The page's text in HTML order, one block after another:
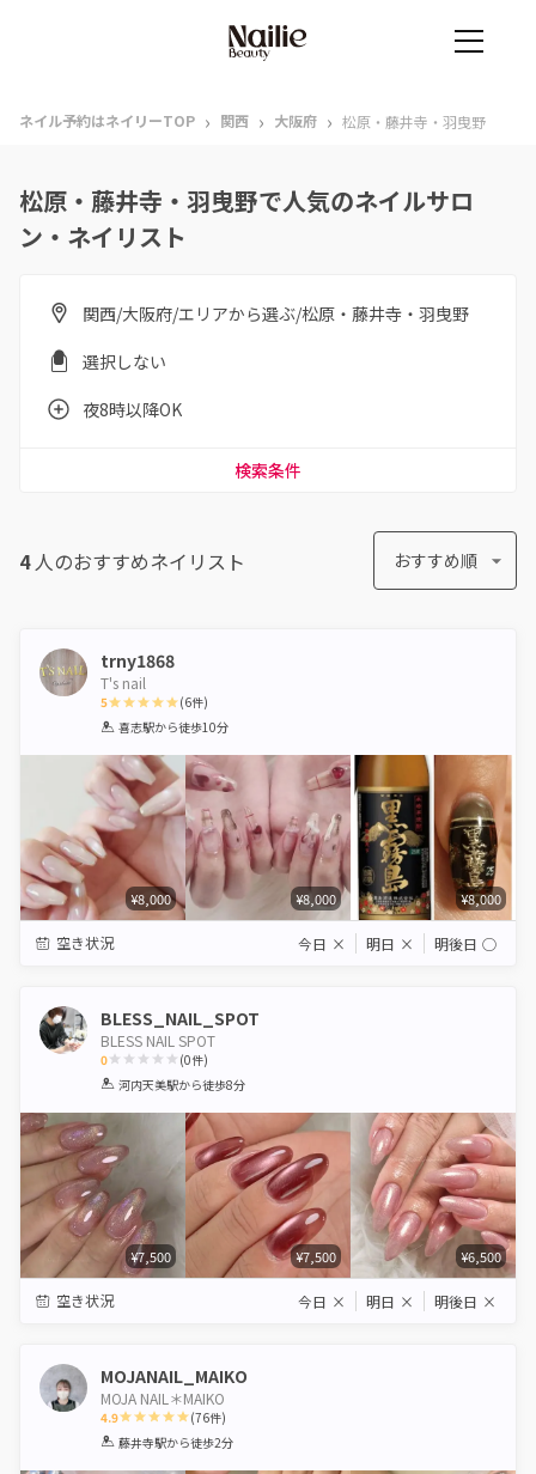
ネイル予約はネイリーTOP › 関西 › 大阪府 › 松原・藤井寺・羽曳野
松原・藤井寺・羽曳野で人気のネイルサロ
ン・ネイリスト
関西/大阪府/エリアから選ぶ/松原・藤井寺・羽曳野
選択しない
夜8時以降OK
検索条件
4人のおすすめネイリスト おすすめ順
trny1868
T's nail
5
1 2 3 4 5
(6件)
喜志駅から徒歩10分
¥8,000 ¥8,000 ¥8,000
空き状況 今日 × 明日 × 明後日 ◯
BLESS_NAIL_SPOT
BLESS NAIL SPOT
0
1 2 3 4 5
(0件)
河内天美駅から徒歩8分
¥7,500 ¥7,500 ¥6,500
空き状況 今日 × 明日 × 明後日 ×
MOJANAIL_MAIKO
MOJA NAIL＊MAIKO
4.9
1 2 3 4 5
(76件)
藤井寺駅から徒歩2分